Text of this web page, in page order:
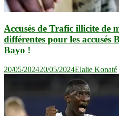
Accusés de Trafic illicite de
différentes pour les accusés
Bayo !
20/05/202420/05/2024Elalie Konaté